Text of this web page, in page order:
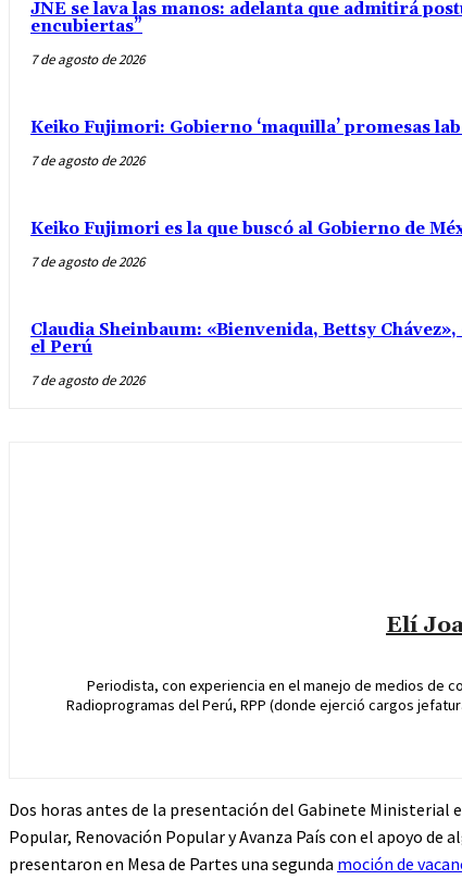
JNE se lava las manos: adelanta que admitirá
encubiertas”
7 de agosto de 2026
Keiko Fujimori: Gobierno ‘maquilla’ promesas
7 de agosto de 2026
Keiko Fujimori es la que buscó al Gobierno de
7 de agosto de 2026
Claudia Sheinbaum: «Bienvenida, Bettsy
el Perú
7 de agosto de 2026
Elí
Periodista, con experiencia en el manejo de medios de
Radioprogramas del Perú, RPP (donde ejerció cargos
Dos horas antes de la presentación del Gabinete Ministerial
Popular, Renovación Popular y Avanza País con el apoyo
presentaron en Mesa de Partes una segunda moción de